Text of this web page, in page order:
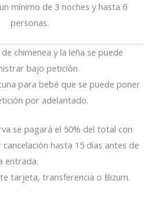
mínimo de 3 noches y hasta 6
personas.
chimenea y la leña se puede
bajo petición.
para bebé que se puede poner
por adelantado.
se pagará el 50% del total con
hasta 15 días antes de
entrada.
tarjeta, transferencia o Bizum.